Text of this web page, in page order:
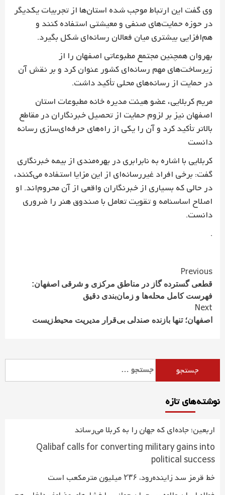
وی گفت این ارتباط موجب شده استان‌ها از تجربیات یکدیگر
در حوزه حمایت‌های صنفی و معیشتی استفاده کنند و
هم‌افزایی بیشتری میان فعالان رسانه‌ای شکل بگیرد.
بهروان همچنین مجتمع مطبوعاتی اصفهان را از
زیرساخت‌های مهم رسانه‌ای کشور عنوان کرد و بر نقش آن
در حمایت از رسانه‌های محلی تأکید داشت.
مریم کربلایی، عضو هیئت مدیره خانه مطبوعات استان
اصفهان نیز بر لزوم حمایت از تحصیل خبرنگاران در مقاطع
بالاتر تأکید کرد و آن را یکی از راه‌های حرفه‌ای‌سازی رسانه
دانست
کربلایی با اشاره به نابرابری در بهره‌مندی از بیمه خبرنگاری
گفت: برخی افراد غیررسانه‌ای از این مزایا استفاده می‌کنند،
در حالی که بسیاری از خبرنگاران واقعی از آن محروم‌اند. او
اصلاح اساسنامه و تقویت تعامل با صندوق هنر را ضروری
دانست.
.
Continue
Reading
Previous
قطعی گسترده گاز در مناطق مرکزی و شرقی اصفهان:
فهرست کامل محله‌ها و زمان‌بندی دقیق
Next
اصفهان؛ تنها بازنده صندلی بی‌قرار مدیریت محیط‌زیست
برای:
نوشته‌های تازه
اربعین؛ جاده‌ای که جهان را به کربلا می‌رساند
Qalibaf calls for converting military gains into
political success
خط قرمز سد زاینده‌رود، ۲۳۶ میلیون مترمکعب است